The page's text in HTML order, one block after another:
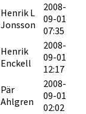
Henrik L
Jonsson
2008-
09-01
07:35
Henrik
Enckell
2008-
09-01
12:17
Pär
Ahlgren
2008-
09-01
02:02